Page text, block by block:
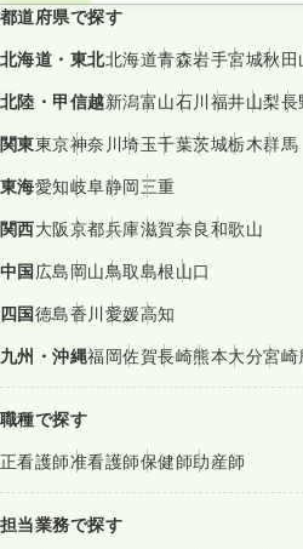
都道府県で探す
北海道・東北北海道青森岩手宮城秋田
北陸・甲信越新潟富山石川福井山梨長
関東東京神奈川埼玉千葉茨城栃木群馬
東海愛知岐阜静岡三重
関西大阪京都兵庫滋賀奈良和歌山
中国広島岡山鳥取島根山口
四国徳島香川愛媛高知
九州・沖縄福岡佐賀長崎熊本大分宮崎
職種で探す
正看護師准看護師保健師助産師
担当業務で探す